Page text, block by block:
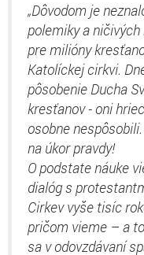
„Dôvodom je
polemiky a
pre milióny
Katolíckej cirkvi.
pôsobenie Ducha
kresťanov - oni
osobne
na úkor pravdy!
O podstate náuke
dialóg s
Cirkev vyše tisíc
pričom vieme – a
sa v odovzdávaní